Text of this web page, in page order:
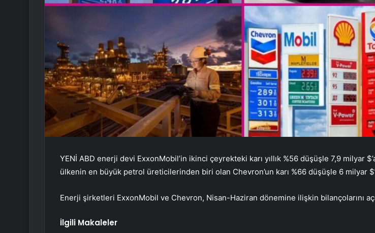
YENİ ABD enerji devi ExxonMobil’in ikinci çeyrekteki karı yıllık %56 düşüşle 7,9 milyar
ülkenin en büyük petrol üreticilerinden biri olan Chevron’un karı %66 düşüşle 6 milyar
Enerji şirketleri ExxonMobil ve Chevron, Nisan-Haziran dönemine ilişkin bilançolarını
İlgili Makaleler